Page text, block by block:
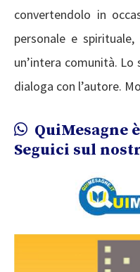
convertendolo in
personale e
un’intera comunità. Lo
dialoga con l’autore.
QuiMesagne
Seguici sul